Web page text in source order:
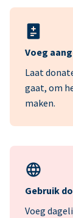
Voeg
Laat
gaat, om
maken.
Gebruik
Voeg